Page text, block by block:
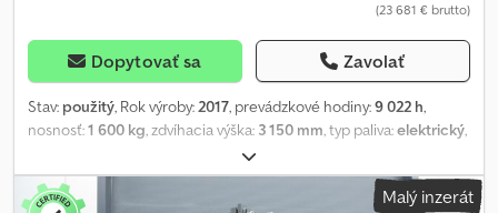
(23 681 € brutto)
Dopytovať sa Zavolať
Stav: použitý, Rok výroby:2017, prevádzkové hodiny:9 022 h,
nosnosť:1 600 kg, zdvíhacia výška: 3 150 mm, typ paliva:elektrický,
, stav pneumatík:
Príslušenstvo: bočný posúvač, zariadenie na nastavovanie vidlíc,
Špeciálna výbava: 3. ventil, 4. ventil, predné pracovné osvetlenie,
Malý inzerát